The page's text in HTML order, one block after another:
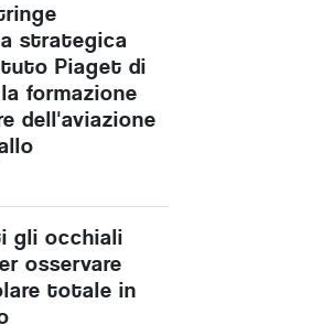
strategica
Piaget di
formazione
dell'aviazione
gli occhiali
osservare
totale in